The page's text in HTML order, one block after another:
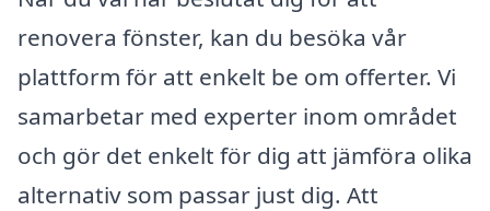
renovera fönster, kan du besöka vår
plattform för att enkelt be om offerter. Vi
samarbetar med experter inom området
och gör det enkelt för dig att jämföra olika
alternativ som passar just dig. Att